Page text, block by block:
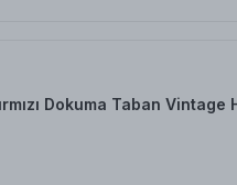
Dokuma Taban Vintage